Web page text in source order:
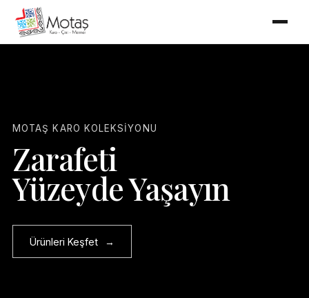
MOTAŞ KARO KOLEKSIYONU
Zarafeti
Yüzeyde Yaşayın
Ürünleri Keşfet